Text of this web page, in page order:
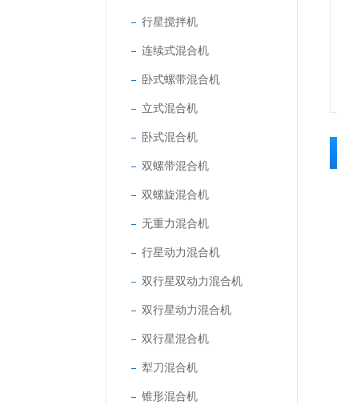
行星搅拌机
连续式混合机
卧式螺带混合机
立式混合机
卧式混合机
双螺带混合机
双螺旋混合机
无重力混合机
行星动力混合机
双行星双动力混合机
双行星动力混合机
双行星混合机
犁刀混合机
锥形混合机